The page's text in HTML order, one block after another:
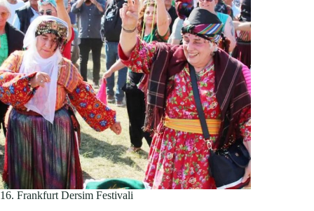
16. Frankfurt Dersim Festivali